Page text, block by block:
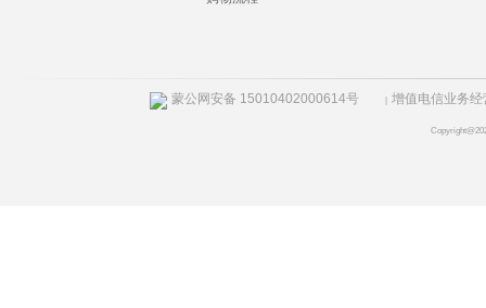
蒙公网安备 15010402000614号 | 增值电信业务